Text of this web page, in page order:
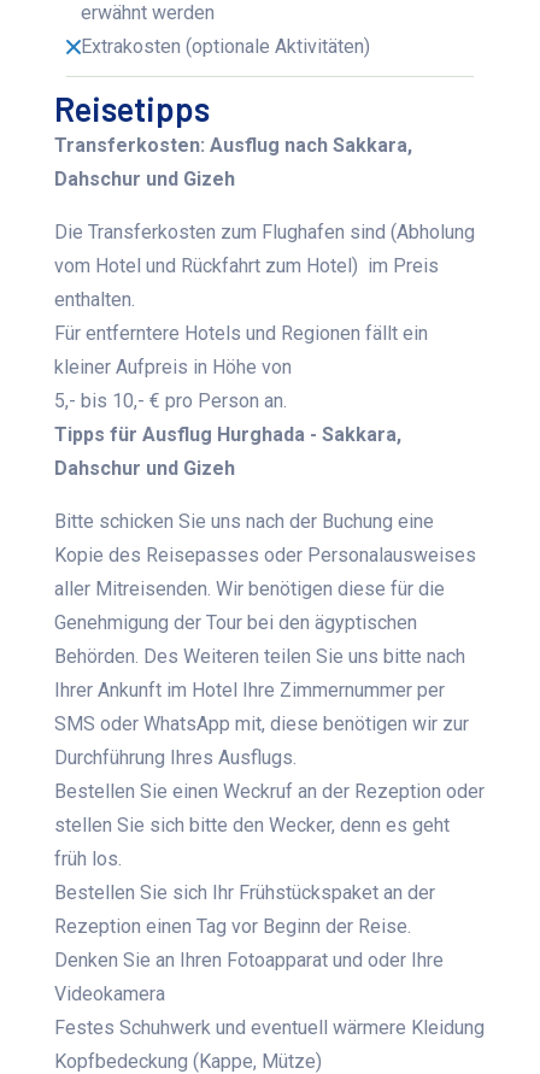
erwähnt werden
Extrakosten (optionale Aktivitäten)
Reisetipps
Transferkosten: Ausflug nach Sakkara,
Dahschur und Gizeh
Die Transferkosten zum Flughafen sind (Abholung
vom Hotel und Rückfahrt zum Hotel) im Preis
enthalten.
Für entferntere Hotels und Regionen fällt ein
kleiner Aufpreis in Höhe von
5,- bis 10,- € pro Person an.
Tipps für Ausflug Hurghada - Sakkara,
Dahschur und Gizeh
Bitte schicken Sie uns nach der Buchung eine
Kopie des Reisepasses oder Personalausweises
aller Mitreisenden. Wir benötigen diese für die
Genehmigung der Tour bei den ägyptischen
Behörden. Des Weiteren teilen Sie uns bitte nach
Ihrer Ankunft im Hotel Ihre Zimmernummer per
SMS oder WhatsApp mit, diese benötigen wir zur
Durchführung Ihres Ausflugs.
Bestellen Sie einen Weckruf an der Rezeption oder
stellen Sie sich bitte den Wecker, denn es geht
früh los.
Bestellen Sie sich Ihr Frühstückspaket an der
Rezeption einen Tag vor Beginn der Reise.
Denken Sie an Ihren Fotoapparat und oder Ihre
Videokamera
Festes Schuhwerk und eventuell wärmere Kleidung
Kopfbedeckung (Kappe, Mütze)